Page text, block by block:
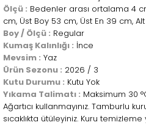
Ölçü : Bedenler arası ortalama 4
cm, Üst Boy 53 cm, Üst En 39 cm,
Boy / Ölçü : Regular
Kumaş Kalınlığı : İnce
Mevsim : Yaz
Ürün Sezonu : 2026 / 3
Kutu Durumu : Kutu Yok
Yıkama Talimatı : Maksimum 30
Ağartıcı kullanmayınız. Tamburlu
sıcaklıkta ütüleyiniz. Kuru temizleme